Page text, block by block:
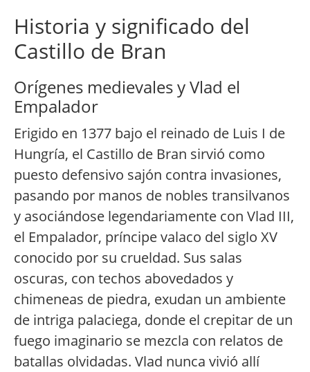
Historia y significado del
Castillo de Bran
Orígenes medievales y Vlad el
Empalador
Erigido en 1377 bajo el reinado de Luis I de
Hungría, el Castillo de Bran sirvió como
puesto defensivo sajón contra invasiones,
pasando por manos de nobles transilvanos
y asociándose legendariamente con Vlad III,
el Empalador, príncipe valaco del siglo XV
conocido por su crueldad. Sus salas
oscuras, con techos abovedados y
chimeneas de piedra, exudan un ambiente
de intriga palaciega, donde el crepitar de un
fuego imaginario se mezcla con relatos de
batallas olvidadas. Vlad nunca vivió allí